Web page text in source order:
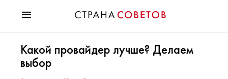
Мода
Звезды
Какой провайдер лучше? Делаем
выбор